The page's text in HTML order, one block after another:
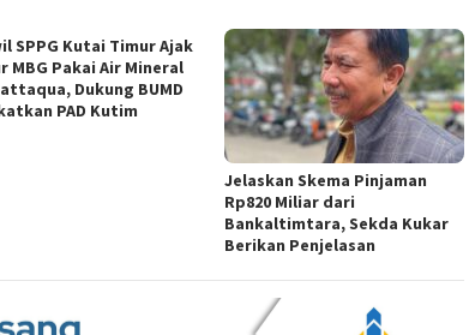
SPPG Kutai Timur Ajak
MBG Pakai Air Mineral
Dukung BUMD
PAD Kutim
Jelaskan Skema Pinjaman
Rp820 Miliar dari
Bankaltimtara, Sekda Kukar
Berikan Penjelasan